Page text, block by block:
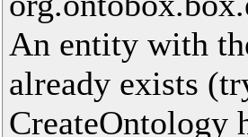
An entity with
already exists
CreateOntology